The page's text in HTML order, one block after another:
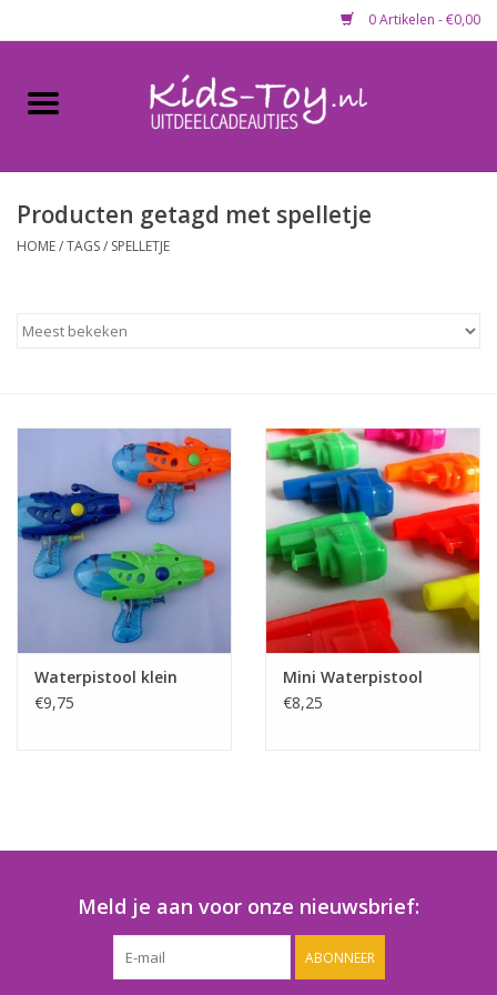
0 Artikelen - €0,00
Home
Gevulde capsules & mixen
Maandaanbieding
Lege capsules
Speelgoedautomaten
Speelgoedpakketten
Gevulde capsules & mixen
Producten getagd met spelletje
HOME/TAGS/ SPELLETJE
Waterpistool klein
€9,75
Mini Waterpistool
€8,25
Meld je aan voor onze nieuwsbrief:
ABONNEER